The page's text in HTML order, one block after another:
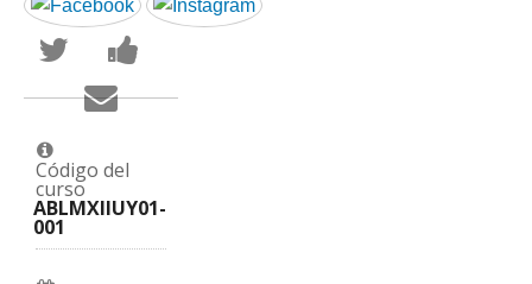
Publica
Twitter
que
te
inscrito
en
este
curso
Comparte
en
te
haz
en
Envía
un
correo
tus
amigos
indicando
que
te
has
Código del
curso
ABLMXIIUY01-
001